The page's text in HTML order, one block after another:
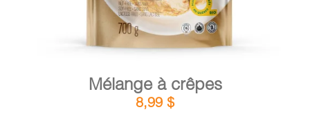
Mélange à crêpes
8,99 $